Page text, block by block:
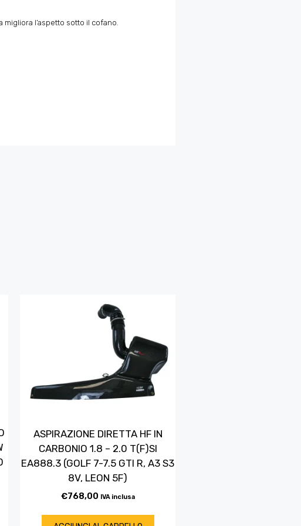
l’aspetto sotto il cofano.
ASPIRAZIONE DIRETTA HF IN
CARBONIO 1.8 – 2.0 T(F)SI
EA888.3 (GOLF 7-7.5 GTI R, A3 S3
8V, LEON 5F)
€768,00 IVA inclusa